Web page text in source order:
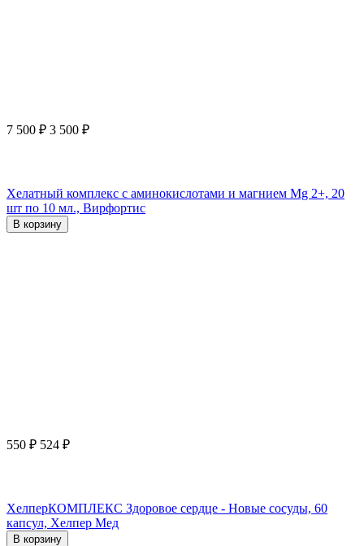
7 500 ₽ 3 500 ₽
Хелатный комплекс с аминокислотами и магнием Mg 2+, 20
шт по 10 мл., Вирфортис
В корзину
550 ₽ 524 ₽
ХелперКОМПЛЕКС Здоровое сердце - Новые сосуды, 60
капсул, Хелпер Мед
В корзину